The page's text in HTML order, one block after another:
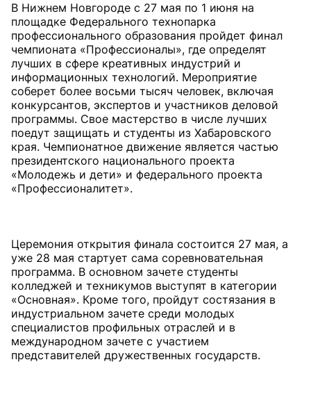
В Нижнем Новгороде с 27 мая по 1 июня на
площадке Федерального технопарка
профессионального образования пройдет финал
чемпионата «Профессионалы», где определят
лучших в сфере креативных индустрий и
информационных технологий. Мероприятие
соберет более восьми тысяч человек, включая
конкурсантов, экспертов и участников деловой
программы. Свое мастерство в числе лучших
поедут защищать и студенты из Хабаровского
края. Чемпионатное движение является частью
президентского национального проекта
«Молодежь и дети» и федерального проекта
«Профессионалитет».
Церемония открытия финала состоится 27 мая, а
уже 28 мая стартует сама соревновательная
программа. В основном зачете студенты
колледжей и техникумов выступят в категории
«Основная». Кроме того, пройдут состязания в
индустриальном зачете среди молодых
специалистов профильных отраслей и в
международном зачете с участием
представителей дружественных государств.